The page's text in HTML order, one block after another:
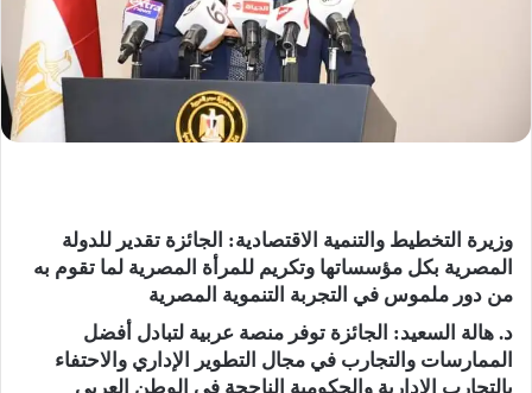
وزيرة التخطيط والتنمية الاقتصادية: الجائزة تقدير للدولة
المصرية بكل مؤسساتها وتكريم للمرأة المصرية لما تقوم به
من دور ملموس في التجربة التنموية المصرية
د. هالة السعيد: الجائزة توفر منصة عربية لتبادل أفضل
الممارسات والتجارب في مجال التطوير الإداري والاحتفاء
بالتجارب الإدارية والحكومية الناجحة في الوطن العربي